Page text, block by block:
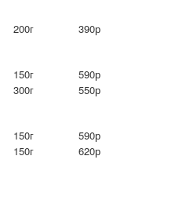
200г
390р
150г
590р
300г
550р
150г
590р
150г
620р